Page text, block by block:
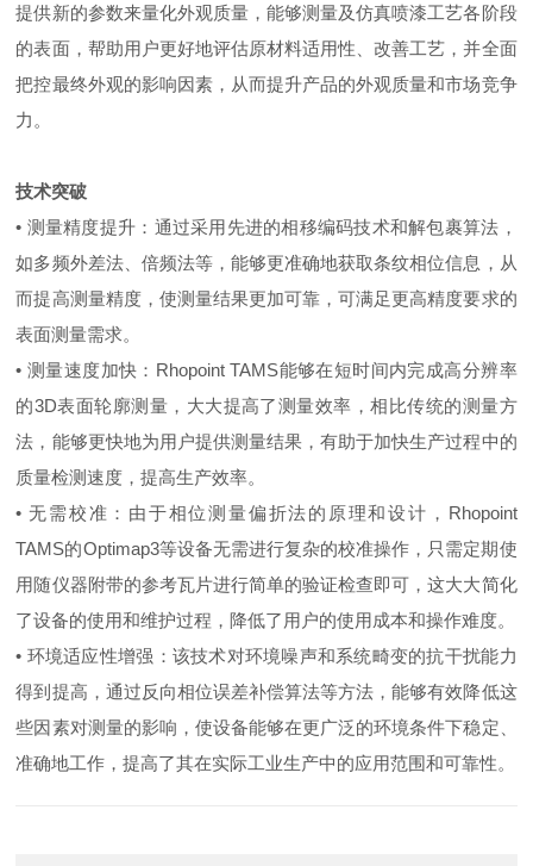
提供新的参数来量化外观质量，能够测量及仿真喷漆工艺各阶段
的表面，帮助用户更好地评估原材料适用性、改善工艺，并全面
把控最终外观的影响因素，从而提升产品的外观质量和市场竞争
力。
技术突破
• 测量精度提升：通过采用先进的相移编码技术和解包裹算法，
如多频外差法、倍频法等，能够更准确地获取条纹相位信息，从
而提高测量精度，使测量结果更加可靠，可满足更高精度要求的
表面测量需求。
• 测量速度加快：Rhopoint TAMS能够在短时间内完成高分辨率
的3D表面轮廓测量，大大提高了测量效率，相比传统的测量方
法，能够更快地为用户提供测量结果，有助于加快生产过程中的
质量检测速度，提高生产效率。
• 无需校准：由于相位测量偏折法的原理和设计，Rhopoint
TAMS的Optimap3等设备无需进行复杂的校准操作，只需定期使
用随仪器附带的参考瓦片进行简单的验证检查即可，这大大简化
了设备的使用和维护过程，降低了用户的使用成本和操作难度。
• 环境适应性增强：该技术对环境噪声和系统畸变的抗干扰能力
得到提高，通过反向相位误差补偿算法等方法，能够有效降低这
些因素对测量的影响，使设备能够在更广泛的环境条件下稳定、
准确地工作，提高了其在实际工业生产中的应用范围和可靠性。